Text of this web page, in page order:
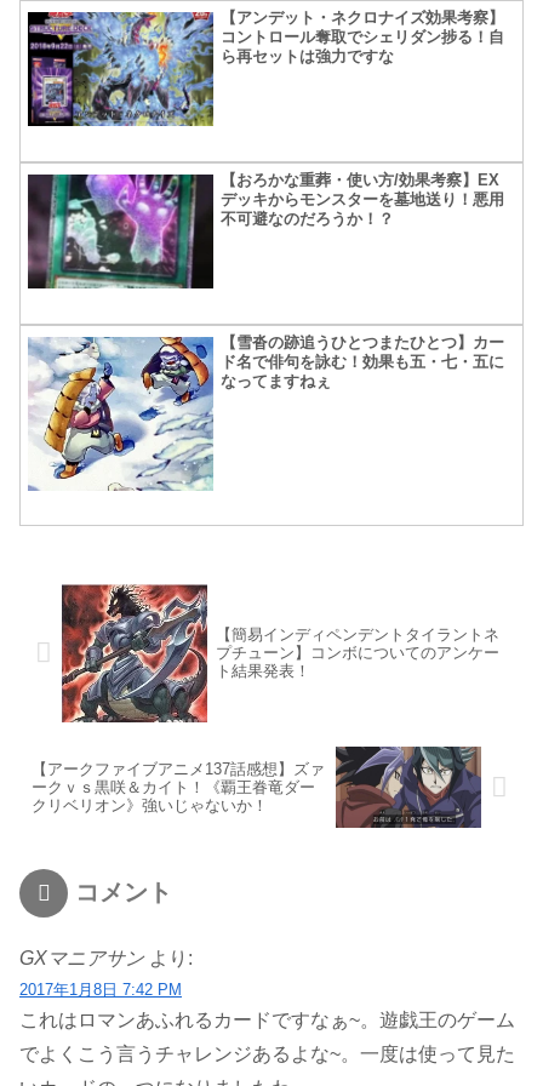
【アンデット・ネクロナイズ効果考察】
コントロール奪取でシェリダン捗る！自
ら再セットは強力ですな
【おろかな重葬・使い方/効果考察】EX
デッキからモンスターを墓地送り！悪用
不可避なのだろうか！？
【雪沓の跡追うひとつまたひとつ】カー
ド名で俳句を詠む！効果も五・七・五に
なってますねぇ
【簡易インディペンデントタイラントネ
プチューン】コンボについてのアンケー
ト結果発表！
【アークファイブアニメ137話感想】ズァ
ークｖｓ黒咲＆カイト！《覇王眷竜ダー
クリベリオン》強いじゃないか！
コメント
GXマニアサン より:
2017年1月8日 7:42 PM
これはロマンあふれるカードですなぁ~。遊戯王のゲーム
でよくこう言うチャレンジあるよな~。一度は使って見た